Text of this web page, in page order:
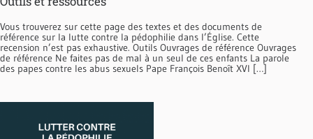
Vous trouverez sur cette page des textes et des documents de
référence sur la lutte contre la pédophilie dans l’Église. Cette
recension n’est pas exhaustive. Outils Ouvrages de référence Ouvrages
de référence Ne faites pas de mal à un seul de ces enfants La parole
des papes contre les abus sexuels Pape François Benoît XVI […]